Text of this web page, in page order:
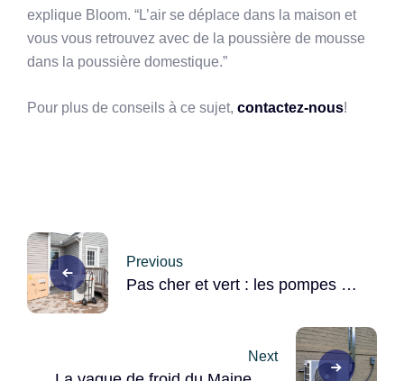
explique Bloom. “L’air se déplace dans la maison et
vous vous retrouvez avec de la poussière de mousse
dans la poussière domestique.”
Pour plus de conseils à ce sujet, contactez-nous!
Post
navigation
Previous
Pas cher et vert : les pompes à
Next